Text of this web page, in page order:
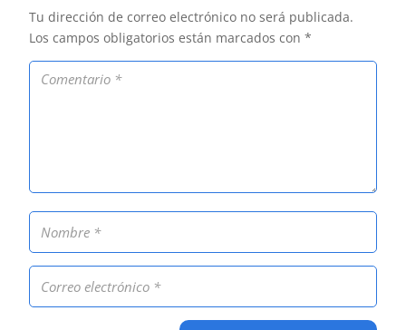
Tu dirección de correo electrónico no será publicada.
Los campos obligatorios están marcados con*